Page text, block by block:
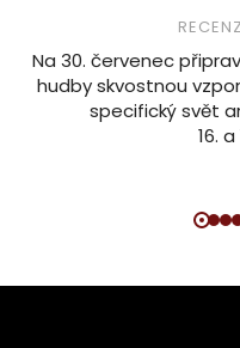
Na 30. červenec
hudby skvostnou
specifický svět
16.